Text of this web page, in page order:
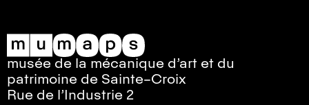
musée de la mécanique d’art et du
patrimoine de Sainte–Croix
Rue de l’Industrie 2